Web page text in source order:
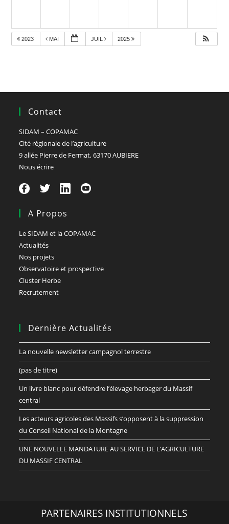
2023 MAI JUIL 2025
Contact
SIDAM – COPAMAC
Cité régionale de l’agriculture
9 allée Pierre de Fermat, 63170 AUBIERE
Nous écrire
A Propos
Le SIDAM et la COPAMAC
Actualités
Nos projets
Observatoire et prospective
Cluster Herbe
Recrutement
Dernière Actualités
La nouvelle newsletter campagnol terrestre
(pas de titre)
Un livre blanc pour défendre l’élevage herbager du Massif
central
Les acteurs agricoles des Massifs s’opposent à la suppression
du Conseil National de la Montagne
UNE NOUVELLE MANDATURE AU SERVICE DE L’AGRICULTURE
DU MASSIF CENTRAL
PARTENAIRES INSTITUTIONNELS